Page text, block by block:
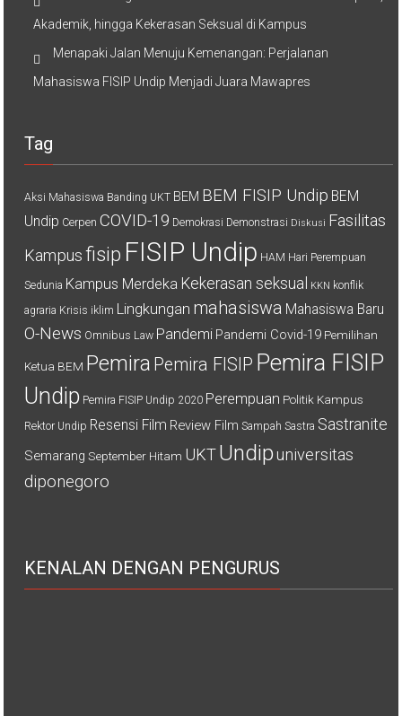
Akademik, hingga Kekerasan Seksual di Kampus
Menapaki Jalan Menuju Kemenangan: Perjalanan
Mahasiswa FISIP Undip Menjadi Juara Mawapres
Tag
Aksi Mahasiswa Banding UKT BEM BEM FISIP Undip BEM
Undip Cerpen COVID-19 Demokrasi Demonstrasi Diskusi Fasilitas
Kampus fisip FISIP Undip HAM Hari Perempuan
Sedunia Kampus Merdeka Kekerasan seksual KKN konflik
agraria Krisis iklim Lingkungan mahasiswa Mahasiswa Baru
O-News Omnibus Law Pandemi Pandemi Covid-19 Pemilihan
Ketua BEM Pemira Pemira FISIP Pemira FISIP
Undip Pemira FISIP Undip 2020 Perempuan Politik Kampus
Rektor Undip Resensi Film Review Film Sampah Sastra Sastranite
Semarang September Hitam UKTUndip universitas
diponegoro
KENALAN DENGAN PENGURUS